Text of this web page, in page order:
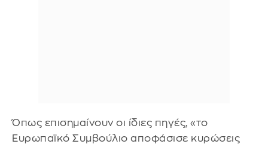
Όπως επισημαίνουν οι ίδιες πηγές, «το
Ευρωπαϊκό Συμβούλιο αποφάσισε κυρώσεις